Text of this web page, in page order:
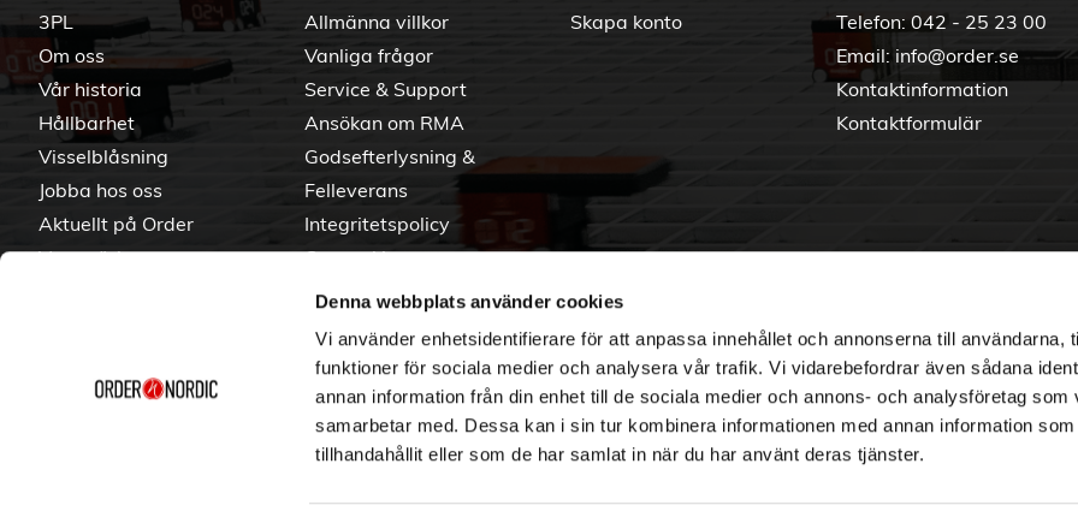
Denna webbplats använder cookies
Vi använder enhetsidentifierare för att anpassa innehållet och annonserna till användarna,
funktioner för sociala medier och analysera vår trafik. Vi vidarebefordrar även sådana
annan information från din enhet till de sociala medier och annons- och analysföretag som
samarbetar med. Dessa kan i sin tur kombinera informationen med annan information
tillhandahållit eller som de har samlat in när du har använt deras tjänster.
3PL
Om oss
Vår historia
Hållbarhet
Visselblåsning
Jobba hos oss
Aktuellt på Order
Varumärken
Allmänna villkor
Vanliga frågor
Service & Support
Ansökan om RMA
Godsefterlysning &
Felleverans
Integritetspolicy
Om cookies
Skapa konto
Telefon: 042 - 25 23 00
Email: info@order.se
Kontaktinformation
Kontaktformulär